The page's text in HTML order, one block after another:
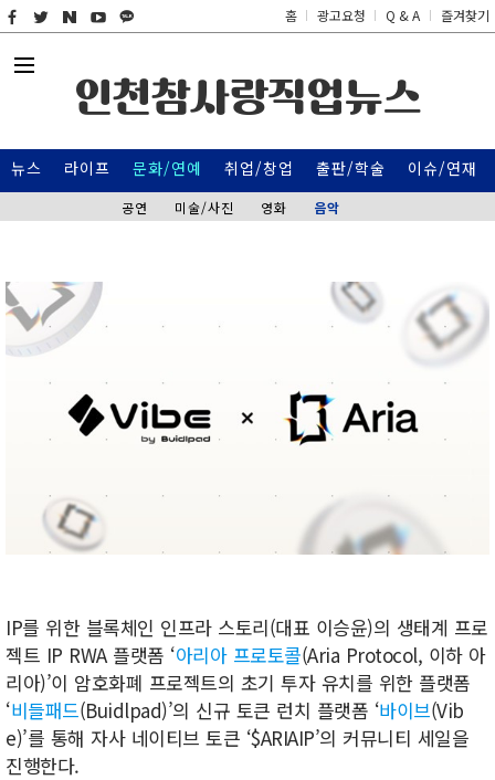
홈 광고요청 Q & A 즐겨찾기
인천참사랑직업뉴스
뉴스 라이프 문화/연예
공연 미술/사진 영화 음악
취업/창업 출판/학술 이슈/연재
IP를 위한 블록체인 인프라 스토리(대표 이승윤)의 생태계 프로
젝트 IP RWA 플랫폼 ‘아리아 프로토콜(Aria Protocol, 이하 아
리아)’이 암호화폐 프로젝트의 초기 투자 유치를 위한 플랫폼
‘비들패드(Buidlpad)’의 신규 토큰 런치 플랫폼 ‘바이브(Vib
e)’를 통해 자사 네이티브 토큰 ‘$ARIAIP’의 커뮤니티 세일을
진행한다.